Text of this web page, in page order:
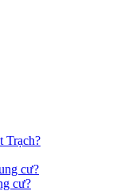
Trạch?
cư?
cư?